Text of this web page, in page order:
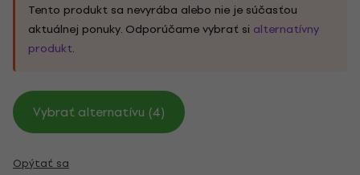
Tento produkt sa nevyrába alebo nie je súčasťou
aktuálnej ponuky. Odporúčame vybrať si alternatívny
produkt.
Vybrať alternatívu (4)
Opýtať sa